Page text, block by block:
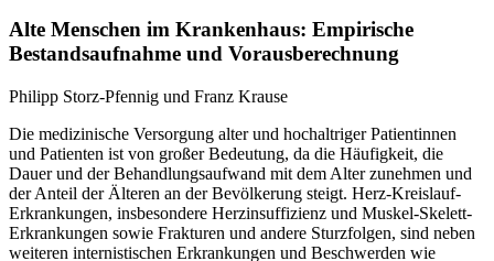
Alte Menschen im Krankenhaus: Empirische
Bestandsaufnahme und Vorausberechnung
Philipp Storz-Pfennig und Franz Krause
Die medizinische Versorgung alter und hochaltriger Patientinnen
und Patienten ist von großer Bedeutung, da die Häufigkeit, die
Dauer und der Behandlungsaufwand mit dem Alter zunehmen und
der Anteil der Älteren an der Bevölkerung steigt. Herz-Kreislauf-
Erkrankungen, insbesondere Herzinsuffizienz und Muskel-Skelett-
Erkrankungen sowie Frakturen und andere Sturzfolgen, sind neben
weiteren internistischen Erkrankungen und Beschwerden wie